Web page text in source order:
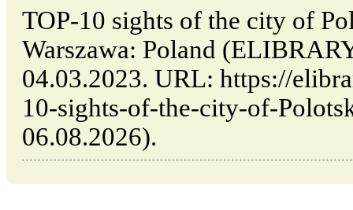
TOP-10 sights of the city of
Warszawa: Poland
04.03.2023. URL: https://
10-sights-of-the-city-of-
06.08.2026).